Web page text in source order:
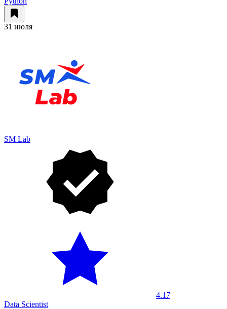
31 июля
SM Lab
4.17
Data Scientist